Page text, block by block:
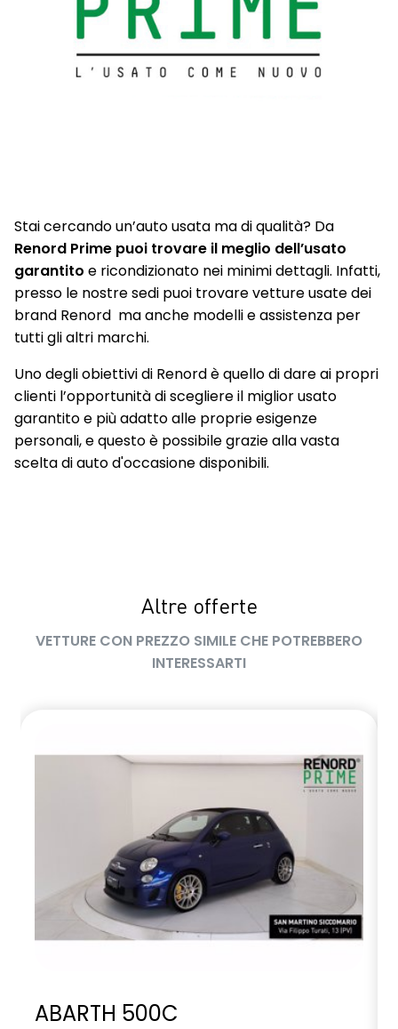
Stai cercando un’auto usata ma di qualità? Da
Renord Prime puoi trovare il meglio dell’usato
garantito e ricondizionato nei minimi dettagli. Infatti,
presso le nostre sedi puoi trovare vetture usate dei
brand Renord ma anche modelli e assistenza per
tutti gli altri marchi.
Uno degli obiettivi di Renord è quello di dare ai propri
clienti l’opportunità di scegliere il miglior usato
garantito e più adatto alle proprie esigenze
personali, e questo è possibile grazie alla vasta
scelta di auto d'occasione disponibili.
Altre offerte
VETTURE CON PREZZO SIMILE CHE POTREBBERO
INTERESSARTI
ABARTH 500C